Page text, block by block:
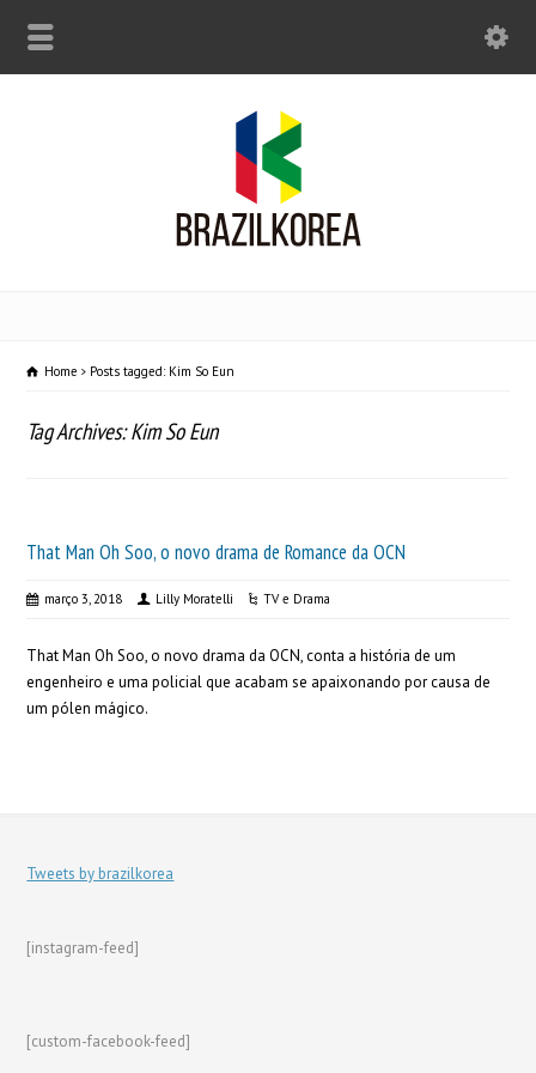
Home Posts tagged: Kim So Eun
Tag Archives: Kim So Eun
That Man Oh Soo, o novo drama de Romance da OCN
março 3, 2018 Lilly Moratelli TV e Drama
That Man Oh Soo, o novo drama da OCN, conta a história de um
engenheiro e uma policial que acabam se apaixonando por causa de
um pólen mágico.
Tweets by brazilkorea
[instagram-feed]
[custom-facebook-feed]